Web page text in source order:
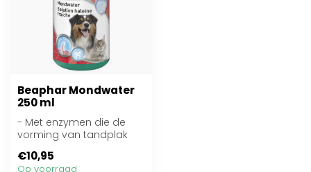
Beaphar Mondwater
250 ml
- Met enzymen die de
vorming van tandplak
- Dagelijks te gebruiken
€10,95
Op voorraad